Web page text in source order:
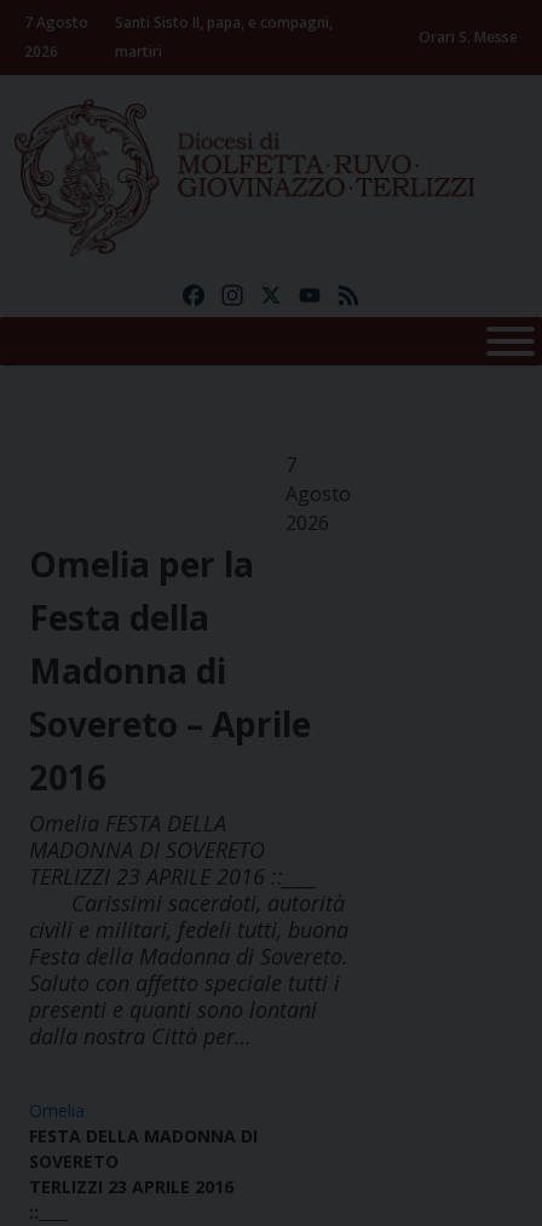
Skip
content
7 Agosto
2026
Santi Sisto II, papa, e compagni,
martiri
Orari S. Messe
FacebookInstagramYouTube
7
Agosto
2026
Omelia per la
Festa della
Madonna di
Sovereto – Aprile
2016
Omelia FESTA DELLA
MADONNA DI SOVERETO
TERLIZZI 23 APRILE 2016 ::____
Carissimi sacerdoti, autorità
civili e militari, fedeli tutti, buona
Festa della Madonna di Sovereto.
Saluto con affetto speciale tutti i
presenti e quanti sono lontani
dalla nostra Città per…
Omelia
FESTA DELLA MADONNA DI
SOVERETO
TERLIZZI 23 APRILE 2016
::____